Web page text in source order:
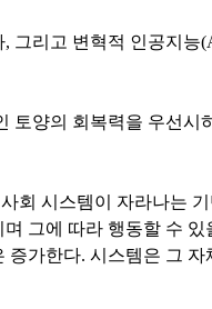
그리고 변혁적 인공지
양의 회복력을 우선시
회 시스템이 자라나는
그에 따라 행동할 수
가한다. 시스템은 그